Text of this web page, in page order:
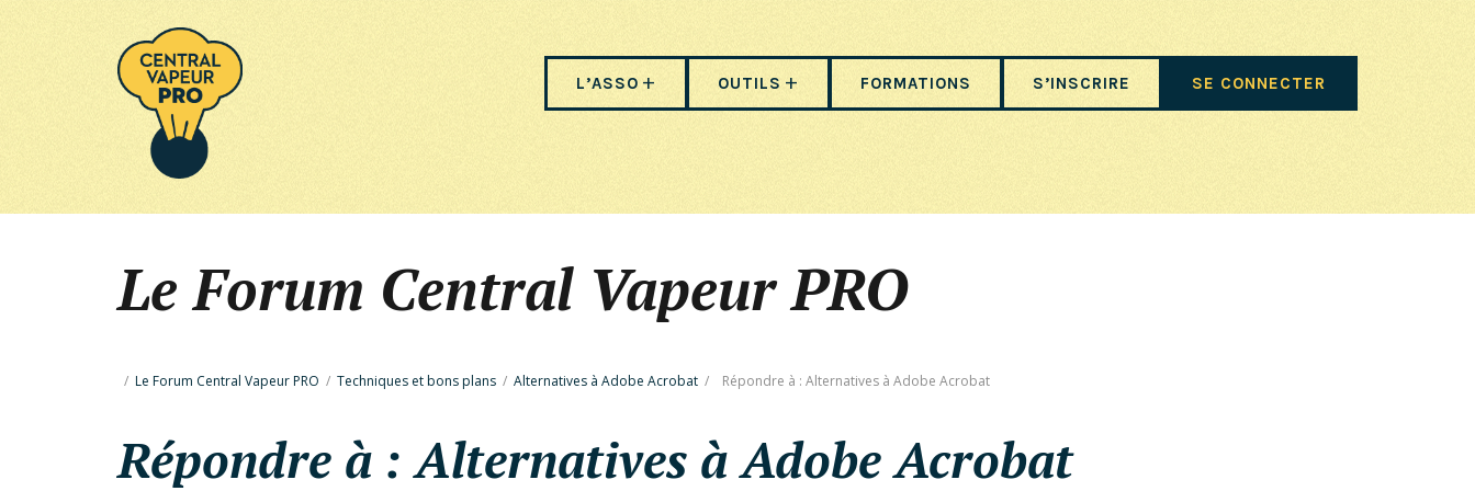
L’ASSO OUTILS FORMATIONS S’INSCRIRE SE CONNECTER
Le Forum Central Vapeur PRO
/ Le Forum Central Vapeur PRO / Techniques et bons plans / Alternatives à Adobe Acrobat / Répondre à : Alternatives à Adobe Acrobat
Répondre à : Alternatives à Adobe Acrobat